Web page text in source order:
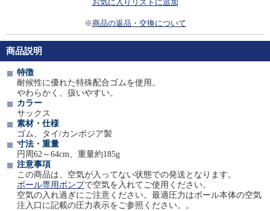
お気に入りリストに追加
※商品の返品・交換について
商品説明
特徴
耐候性に優れた特殊配合ゴムを使用。
やわらかく、扱いやすい。
カラー
サックス
素材・仕様
ゴム、タイ/カンボジア製
寸法・重量
円周62～64cm、重量約185g
注意事項
この商品は、空気が入ってない状態での発送となります。
ボール専用ポンプで空気を入れてご使用ください。
空気の入れ過ぎにご注意ください。最適圧力はボール本体の空気
注入口に記載の圧力表示をご参照ください。。